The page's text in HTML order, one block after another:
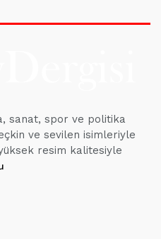
sanat, spor ve politika
ve sevilen isimleriyle
resim kalitesiyle